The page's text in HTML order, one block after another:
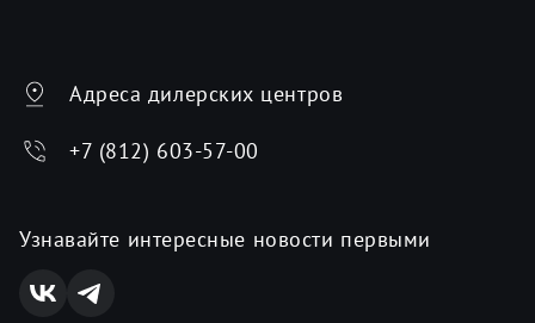
Адреса дилерских центров
+7 (812) 603-57-00
Узнавайте интересные новости первыми